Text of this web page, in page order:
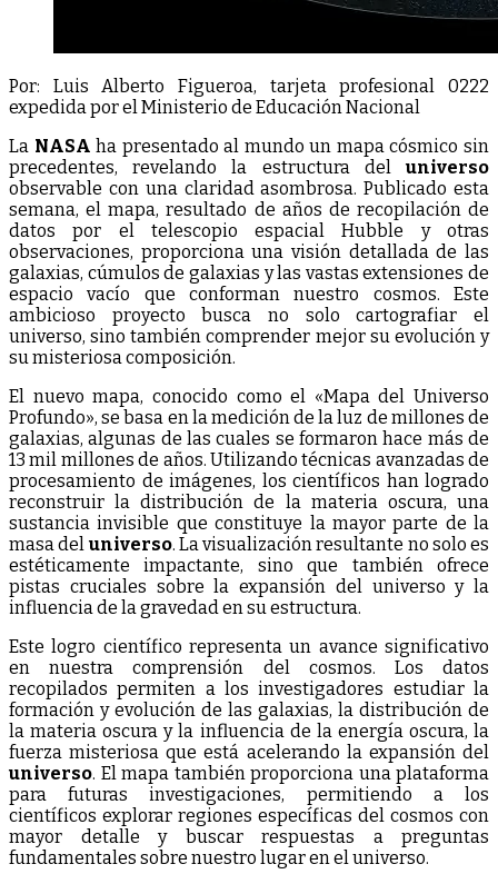
Por: Luis Alberto Figueroa, tarjeta profesional 0222
expedida por el Ministerio de Educación Nacional
La NASA ha presentado al mundo un mapa cósmico sin
precedentes, revelando la estructura del universo
observable con una claridad asombrosa. Publicado esta
semana, el mapa, resultado de años de recopilación de
datos por el telescopio espacial Hubble y otras
observaciones, proporciona una visión detallada de las
galaxias, cúmulos de galaxias y las vastas extensiones de
espacio vacío que conforman nuestro cosmos. Este
ambicioso proyecto busca no solo cartografiar el
universo, sino también comprender mejor su evolución y
su misteriosa composición.
El nuevo mapa, conocido como el «Mapa del Universo
Profundo», se basa en la medición de la luz de millones de
galaxias, algunas de las cuales se formaron hace más de
13 mil millones de años. Utilizando técnicas avanzadas de
procesamiento de imágenes, los científicos han logrado
reconstruir la distribución de la materia oscura, una
sustancia invisible que constituye la mayor parte de la
masa del universo. La visualización resultante no solo es
estéticamente impactante, sino que también ofrece
pistas cruciales sobre la expansión del universo y la
influencia de la gravedad en su estructura.
Este logro científico representa un avance significativo
en nuestra comprensión del cosmos. Los datos
recopilados permiten a los investigadores estudiar la
formación y evolución de las galaxias, la distribución de
la materia oscura y la influencia de la energía oscura, la
fuerza misteriosa que está acelerando la expansión del
universo. El mapa también proporciona una plataforma
para futuras investigaciones, permitiendo a los
científicos explorar regiones específicas del cosmos con
mayor detalle y buscar respuestas a preguntas
fundamentales sobre nuestro lugar en el universo.